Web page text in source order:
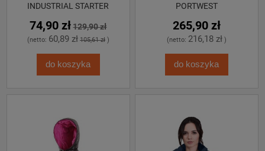
INDUSTRIAL STARTER
74,90 zł 129,90 zł
(netto: 60,89 zł 105,61 zł)
do koszyka
PORTWEST
265,90 zł
(netto: 216,18 zł)
do koszyka